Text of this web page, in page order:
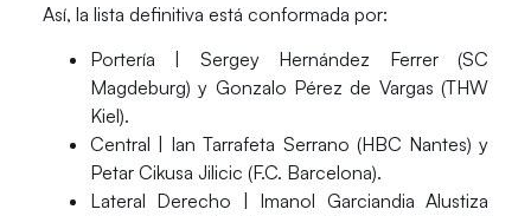
Así, la lista definitiva está conformada por:
Portería | Sergey Hernández Ferrer (SC
Magdeburg) y Gonzalo Pérez de Vargas (THW
Kiel).
Central | Ian Tarrafeta Serrano (HBC Nantes) y
Petar Cikusa Jilicic (F.C. Barcelona).
Lateral Derecho | Imanol Garciandia Alustiza